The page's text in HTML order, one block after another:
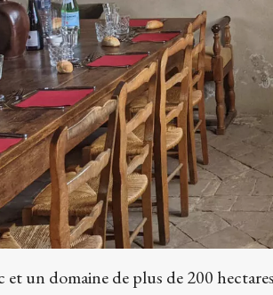
et un domaine de plus de 200 hectares